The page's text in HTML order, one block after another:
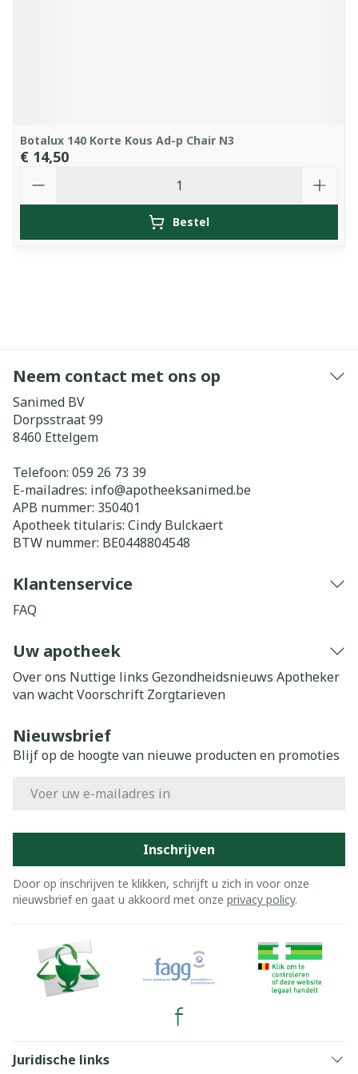
Botalux 140 Korte Kous Ad-p Chair N3
€ 14,50
Bestel
Neem contact met ons op
Sanimed BV
Dorpsstraat 99
8460 Ettelgem
Telefoon: 059 26 73 39
E-mailadres: info@apotheeksanimed.be
APB nummer: 350401
Apotheek titularis: Cindy Bulckaert
BTW nummer: BE0448804548
Klantenservice
FAQ
Uw apotheek
Over ons Nuttige links Gezondheidsnieuws Apotheker
van wachtVoorschrift Zorgtarieven
Nieuwsbrief
Blijf op de hoogte van nieuwe producten en promoties
Inschrijven
Door op inschrijven te klikken, schrijft u zich in voor onze
nieuwsbrief en gaat u akkoord met onze privacy policy.
Juridische links